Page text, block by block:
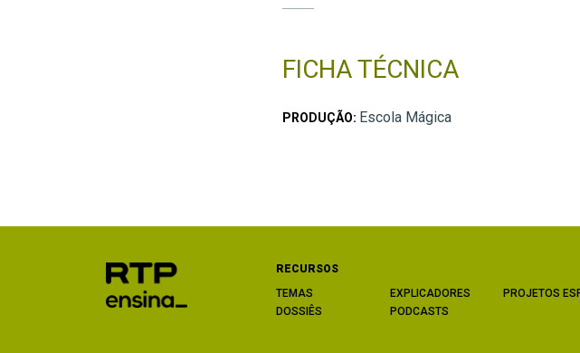
FICHA TÉCNICA
PRODUÇÃO: Escola Mágica
RECURSOS
TEMAS
DOSSIÊS
EXPLICADORES
PODCASTS
PROJETOS